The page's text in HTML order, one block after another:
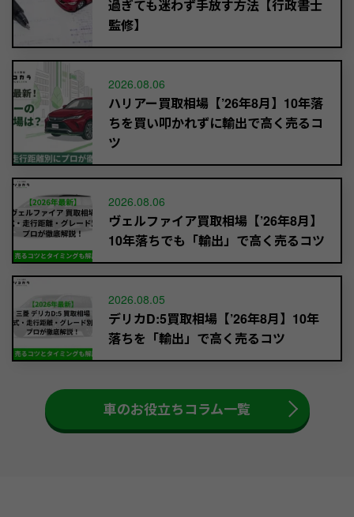
過ぎても迷わず手放す方法【行政書士
監修】
2026.08.06
ハリアー買取相場【’26年8月】10年落
ちを買い叩かれずに輸出で高く売るコ
ツ
2026.08.06
ヴェルファイア買取相場【’26年8月】
10年落ちでも「輸出」で高く売るコツ
2026.08.05
デリカD:5買取相場【’26年8月】10年
落ちを「輸出」で高く売るコツ
車のお役立ちコラム一覧